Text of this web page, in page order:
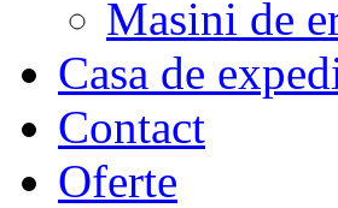
Masini de
Casa de
Contact
Oferte